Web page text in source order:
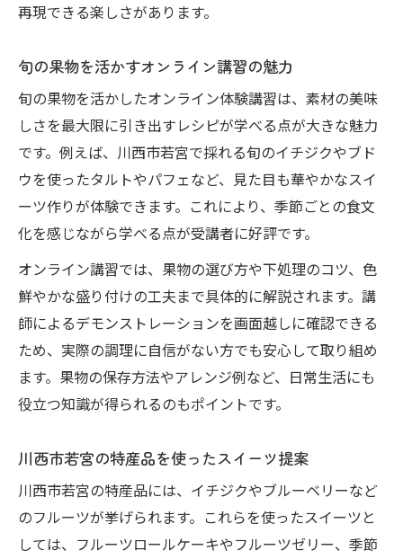
再現できる楽しさがあります。
旬の果物を活かすオンライン講習の魅力
旬の果物を活かしたオンライン体験講習は、素材の美味
しさを最大限に引き出すレシピが学べる点が大きな魅力
です。例えば、川西市若宮で採れる旬のイチジクやブド
ウを使ったタルトやパフェなど、見た目も華やかなスイ
ーツ作りが体験できます。これにより、季節ごとの食文
化を感じながら学べる点が受講者に好評です。
オンライン講習では、果物の選び方や下処理のコツ、色
鮮やかな盛り付けの工夫まで具体的に解説されます。講
師によるデモンストレーションを画面越しに確認できる
ため、実際の調理に自信がない方でも安心して取り組め
ます。果物の保存方法やアレンジ例など、日常生活にも
役立つ知識が得られるのもポイントです。
川西市若宮の特産品を使ったスイーツ提案
川西市若宮の特産品には、イチジクやブルーベリーなど
のフルーツが挙げられます。これらを使ったスイーツと
しては、フルーツロールケーキやフルーツゼリー、季節